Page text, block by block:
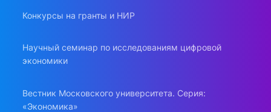
Конкурсы на гранты и НИР
Научный семинар по исследованиям цифровой
экономики
Вестник Московского университета. Серия:
«Экономика»